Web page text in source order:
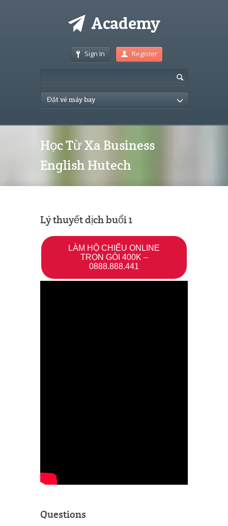
Sign In Register
Đặt vé máy bay
Học Từ Xa Business
English Hutech
Lý thuyết dịch buổi 1
LÀM HỘ CHIẾU ONLINE
TRỌN GÓI 400K –
0888.888.441
Questions